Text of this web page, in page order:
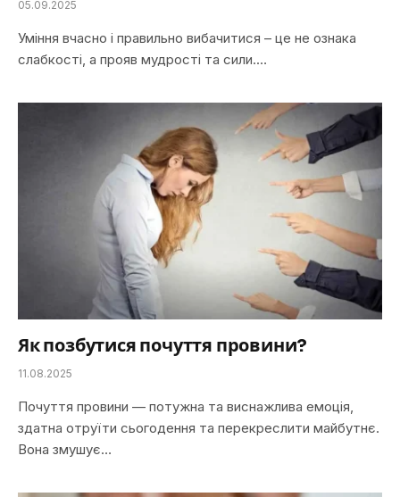
05.09.2025
Уміння вчасно і правильно вибачитися – це не ознака
слабкості, а прояв мудрості та сили.…
Як позбутися почуття провини?
11.08.2025
Почуття провини — потужна та виснажлива емоція,
здатна отруїти сьогодення та перекреслити майбутнє.
Вона змушує…